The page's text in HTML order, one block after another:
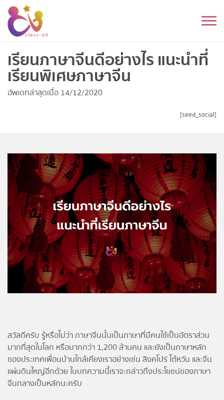
Skip
content
อนุบาล
ประถม
อุดมศึกษา
ดนตรี
อื่นๆ
โปรไฟล์
ข่าวสาร
เข้าสู่ระบบ
เรียนภาษาจีนดีอย่างไร แนะนำที่
เรียนพิเศษภาษาจีน
อัพเดทล่าสุดเมื่อ 14/12/2020
[seed_social]
สวัสดีครับ รู้หรือไม่ว่า ภาษาจีนนั้นเป็นภาษาที่มีคนใช้เป็นอัตราส่วน
มากที่สุดในโลก หรือมากกว่า 1,200 ล้านคน และยังเป็นภาษาหลัก
ของประเทศเพื่อนบ้านใกล้เคียงเราอย่างเช่น สิงคโปร์ ไต้หวัน และจีน
แผ่นดินใหญ่อีกด้วย ในบทความนี้เราจะกล่าวถึงประโยชน์ของภาษา
จีนกลางเป็นหลักนะครับ